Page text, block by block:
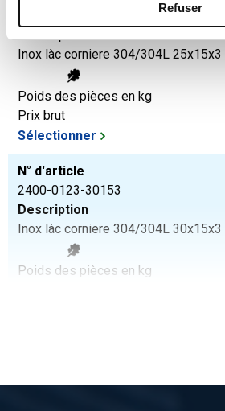
Refuser
Inox làc corniere 304/304L 25x15x3
Poids des pièces en kg
Prix brut
Sélectionner
N° d'article
2400-0123-30153
Description
Inox làc corniere 304/304L 30x15x3
Poids des pièces en kg
Description